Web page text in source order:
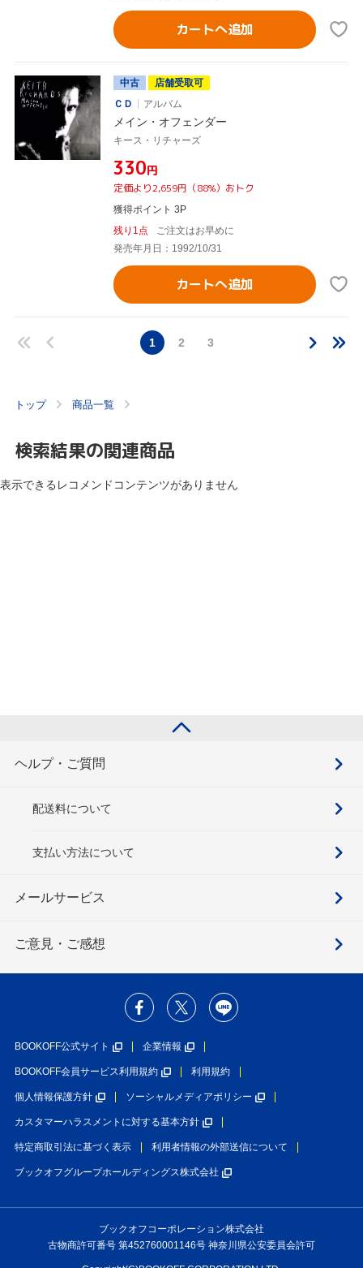
カートへ追加
中古
店舗受取可
ＣＤ
アルバム
メイン・オフェンダー
キース・リチャーズ
¥330円
定価より2,659円（88%）おトク
獲得ポイント 3P
残り1点
ご注文はお早めに
発売年月日：1992/10/31
カートへ追加
1 2 3
トップ 商品一覧
検索結果の関連商品
表示できるレコメンドコンテンツがありません
ヘルプ・ご質問
配送料について
支払い方法について
メールサービス
ご意見・ご感想
BOOKOFF公式サイト 企業情報
BOOKOFF会員サービス利用規約 利用規約
個人情報保護方針 ソーシャルメディアポリシー
カスタマーハラスメントに対する基本方針
特定商取引法に基づく表示 利用者情報の外部送信について
ブックオフグループホールディングス株式会社
ブックオフコーポレーション株式会社
古物商許可番号 第452760001146号 神奈川県公安委員会許可